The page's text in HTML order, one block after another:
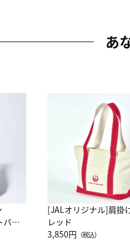
あ
バッ
[JALオリジナル]肩掛
レッド
3,850円 （税込）